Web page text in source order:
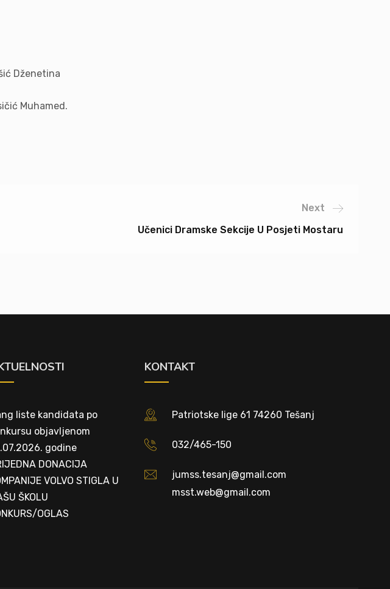
Dženetina
Muhamed.
Next
Učenici Dramske Sekcije U Posjeti Mostaru
liste kandidata po
objavljenom
godine
DONACIJA
VOLVO STIGLA U
ŠKOLU
OGLAS
KONTAKT
Patriotske lige 61 74260 Tešanj
032/465-150
jumss.tesanj@gmail.com
msst.web@gmail.com